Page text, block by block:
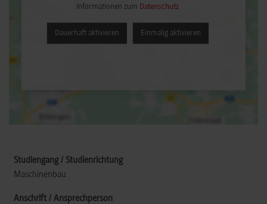
Informationen zum Datenschutz
Dauerhaft aktivieren Einmalig aktivieren
Maschinenbau